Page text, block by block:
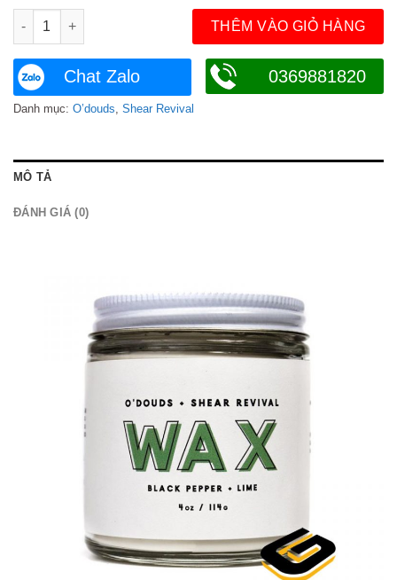
Sáp vuốt tóc WAX – Shear Revival x O’douds số lượng
THÊM VÀO GIỎ HÀNG
Chat Zalo 0369881820
Danh mục: O’douds Shear Revival
MÔ TẢ
ĐÁNH GIÁ (0)